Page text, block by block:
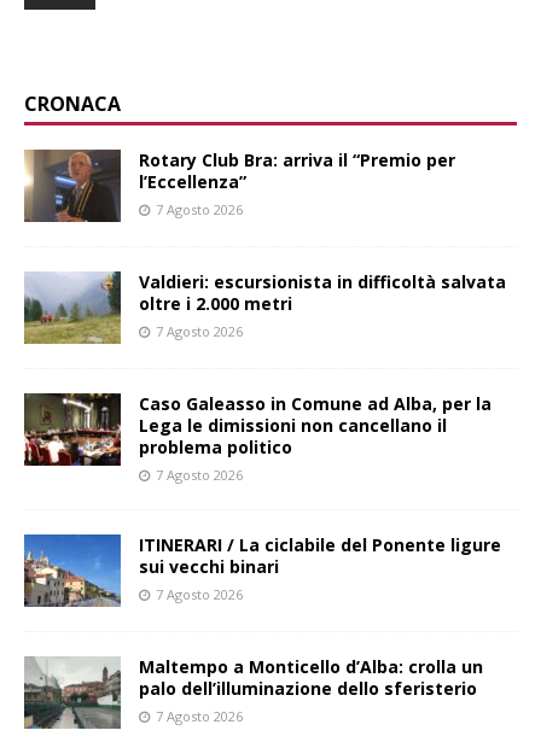
CRONACA
Rotary Club Bra: arriva il “Premio per
l’Eccellenza”
7 Agosto 2026
Valdieri: escursionista in difficoltà salvata
oltre i 2.000 metri
7 Agosto 2026
Caso Galeasso in Comune ad Alba, per la
Lega le dimissioni non cancellano il
problema politico
7 Agosto 2026
ITINERARI / La ciclabile del Ponente ligure
sui vecchi binari
7 Agosto 2026
Maltempo a Monticello d’Alba: crolla un
palo dell’illuminazione dello sferisterio
7 Agosto 2026